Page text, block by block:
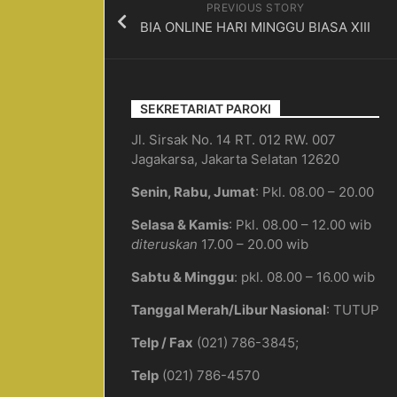
PREVIOUS STORY
BIA ONLINE HARI MINGGU BIASA XIII
SEKRETARIAT PAROKI
Jl. Sirsak No. 14 RT. 012 RW. 007
Jagakarsa, Jakarta Selatan 12620
Senin, Rabu, Jumat: Pkl. 08.00 – 20.00
Selasa & Kamis: Pkl. 08.00 – 12.00 wib
diteruskan 17.00 – 20.00 wib
Sabtu & Minggu: pkl. 08.00 – 16.00 wib
Tanggal Merah/Libur Nasional: TUTUP
Telp / Fax (021) 786-3845;
Telp (021) 786-4570